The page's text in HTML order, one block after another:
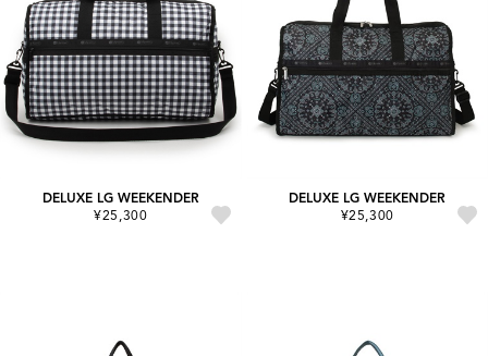
DELUXE LG WEEKENDER
¥25,300
DELUXE LG WEEKENDER
¥25,300